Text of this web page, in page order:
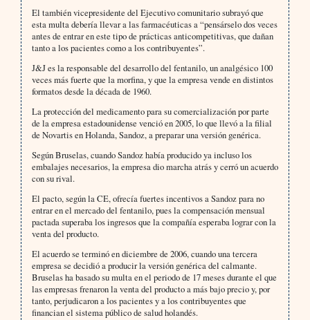
El también vicepresidente del Ejecutivo comunitario subrayó que
esta multa debería llevar a las farmacéuticas a “pensárselo dos veces
antes de entrar en este tipo de prácticas anticompetitivas, que dañan
tanto a los pacientes como a los contribuyentes”.
J&J es la responsable del desarrollo del fentanilo, un analgésico 100
veces más fuerte que la morfina, y que la empresa vende en distintos
formatos desde la década de 1960.
La protección del medicamento para su comercialización por parte
de la empresa estadounidense venció en 2005, lo que llevó a la filial
de Novartis en Holanda, Sandoz, a preparar una versión genérica.
Según Bruselas, cuando Sandoz había producido ya incluso los
embalajes necesarios, la empresa dio marcha atrás y cerró un acuerdo
con su rival.
El pacto, según la CE, ofrecía fuertes incentivos a Sandoz para no
entrar en el mercado del fentanilo, pues la compensación mensual
pactada superaba los ingresos que la compañía esperaba lograr con la
venta del producto.
El acuerdo se terminó en diciembre de 2006, cuando una tercera
empresa se decidió a producir la versión genérica del calmante.
Bruselas ha basado su multa en el periodo de 17 meses durante el que
las empresas frenaron la venta del producto a más bajo precio y, por
tanto, perjudicaron a los pacientes y a los contribuyentes que
financian el sistema público de salud holandés.